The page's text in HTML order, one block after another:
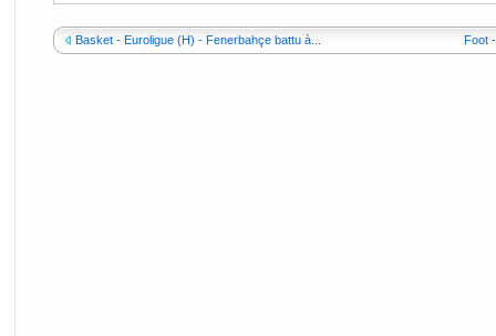
Basket - Euroligue (H) - Fenerbahçe battu à... Foot